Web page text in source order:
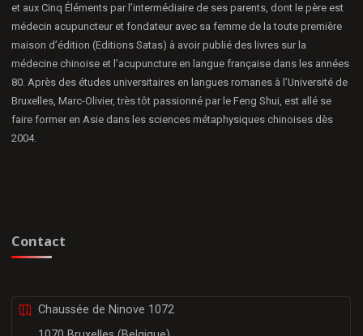
et aux Cinq Éléments par l’intermédiaire de ses parents, dont le père est
médecin acupuncteur et fondateur avec sa femme de la toute première
maison d’édition (Editions Satas) à avoir publié des livres sur la
médecine chinoise et l’acupuncture en langue française dans les années
80. Après des études universitaires en langues romanes à l’Université de
Bruxelles, Marc-Olivier, très tôt passionné par le Feng Shui, est allé se
faire former en Asie dans les sciences métaphysiques chinoises dès
2004.
Contact
Chaussée de Ninove 1072